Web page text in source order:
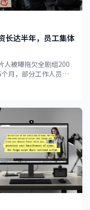
长达半年，员工集体
人被曝拖欠全剧组200
月，部分工作人员已